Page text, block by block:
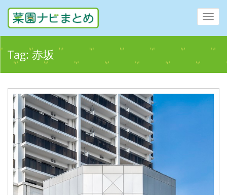
Tag:赤坂